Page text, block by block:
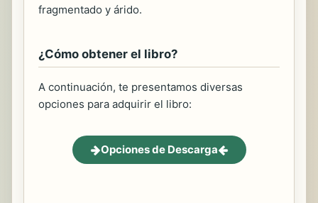
fragmentado y árido.
¿Cómo obtener el libro?
A continuación, te presentamos diversas
opciones para adquirir el libro:
Opciones de Descarga